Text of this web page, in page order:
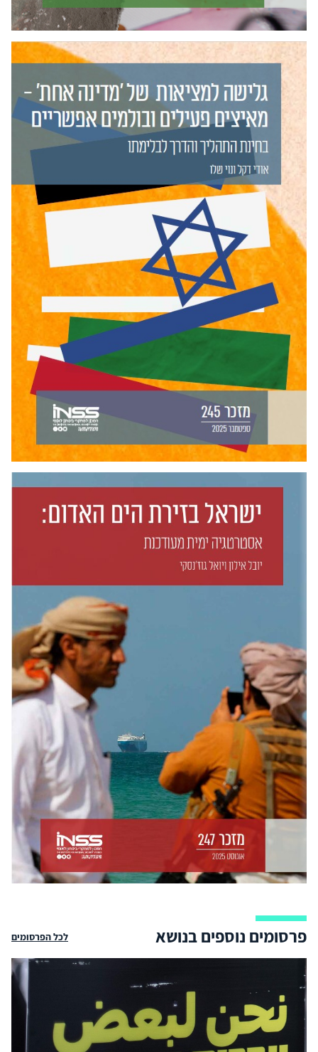
פרסומים נוספים בנושא לכל הפרסומים